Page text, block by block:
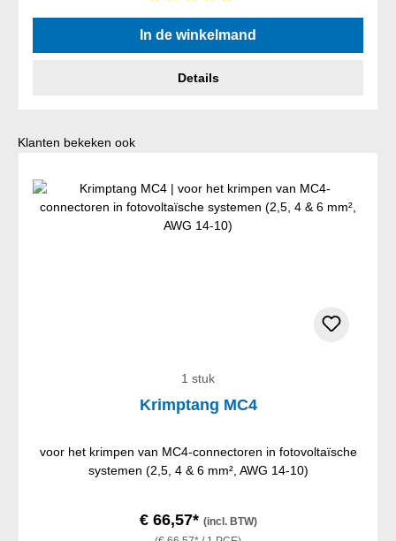
Gemiddelde waardering van 4.75 van 5 sterren
In de winkelmand
Details
Productgalerij overslaan
Klanten bekeken ook
1 stuk
Krimptang MC4
voor het krimpen van MC4-connectoren in fotovoltaïsche
systemen (2,5, 4 & 6 mm², AWG 14-10)
€ 66,57* (incl. BTW)